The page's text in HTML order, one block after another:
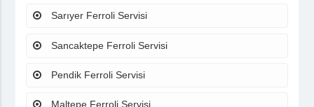
Sarıyer Ferroli Servisi
Sancaktepe Ferroli Servisi
Pendik Ferroli Servisi
Maltepe Ferroli Servisi